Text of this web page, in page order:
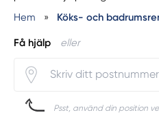
Hem
» Köks- och
Få hjälp eller
Psst, använd din position